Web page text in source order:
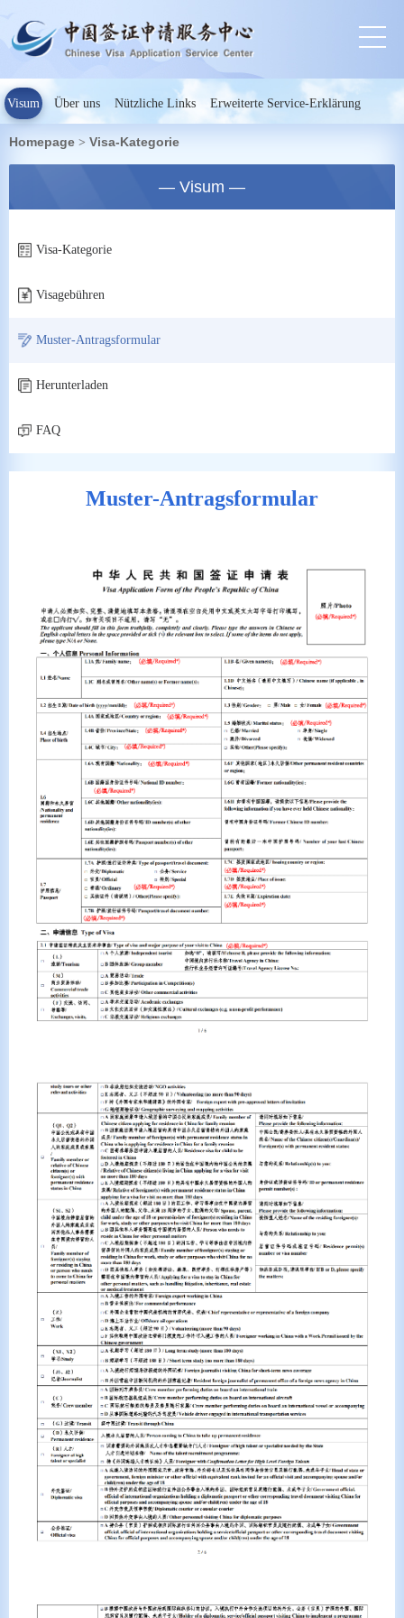
Visum Über uns Nützliche Links Erweiterte Service-Erklärung
Homepage > Visa-Kategorie
— Visum —
Visa-Kategorie
Visagebühren
Muster-Antragsformular
Herunterladen
FAQ
Muster-Antragsformular